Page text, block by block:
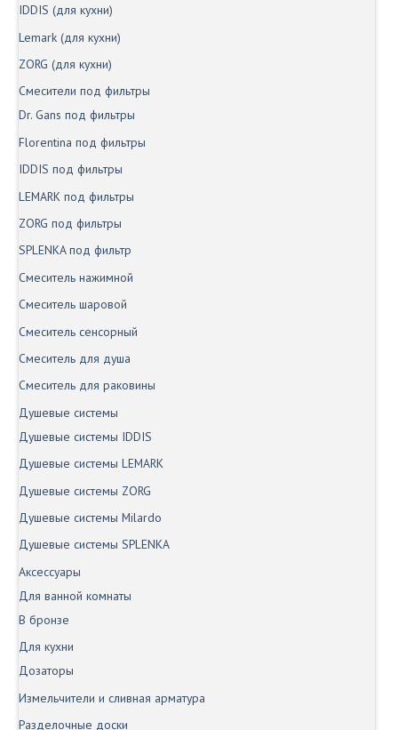
IDDIS (для кухни)
Lemark (для кухни)
ZORG (для кухни)
Смесители под фильтры
Dr. Gans под фильтры
Florentina под фильтры
IDDIS под фильтры
LEMARK под фильтры
ZORG под фильтры
SPLENKA под фильтр
Смеситель нажимной
Смеситель шаровой
Смеситель сенсорный
Смеситель для душа
Смеситель для раковины
Душевые системы
Душевые системы IDDIS
Душевые системы LEMARK
Душевые системы ZORG
Душевые системы Milardo
Душевые системы SPLENKA
Аксессуары
Для ванной комнаты
В бронзе
Для кухни
Дозаторы
Измельчители и сливная арматура
Разделочные доски